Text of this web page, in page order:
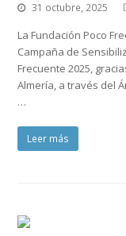
31 octubre, 2025
La Fundación Poco
Campaña de
Frecuente 2025,
Almería, a través del
…
Leer más